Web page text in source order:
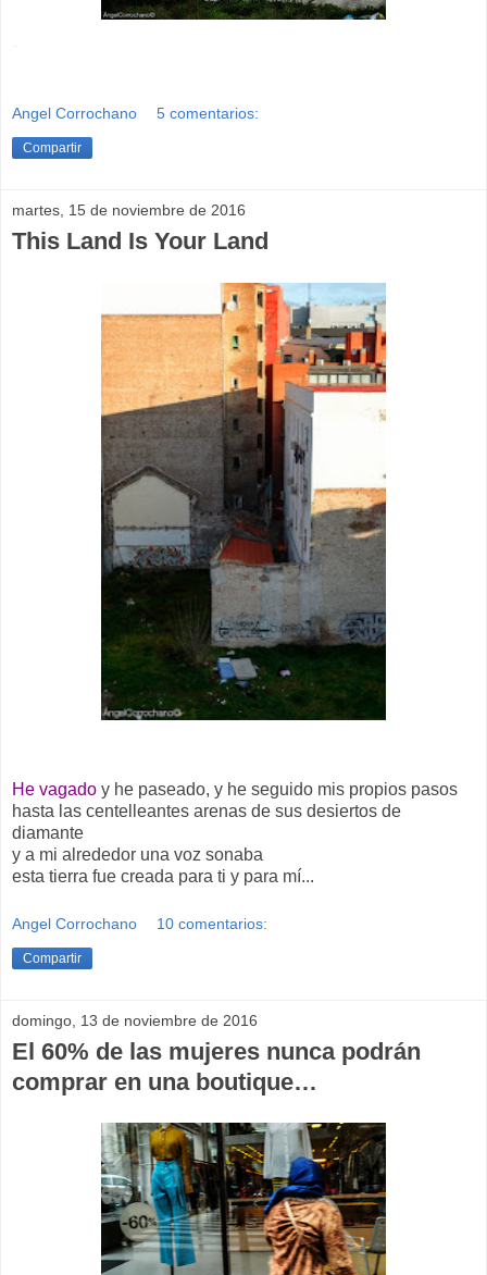
Angel Corrochano 5 comentarios:
Compartir
martes, 15 de noviembre de 2016
This Land Is Your Land
He vagado y he paseado, y he seguido mis propios pasos
hasta las centelleantes arenas de sus desiertos de
diamante
y a mi alrededor una voz sonaba
esta tierra fue creada para ti y para mí...
Angel Corrochano 10 comentarios:
Compartir
domingo, 13 de noviembre de 2016
El 60% de las mujeres nunca podrán
comprar en una boutique…